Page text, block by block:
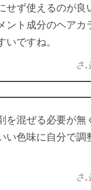
せず使えるのが良
ント成分のヘアカ
いですね。
さ
を混ぜる必要が無
い色味に自分で調
さ